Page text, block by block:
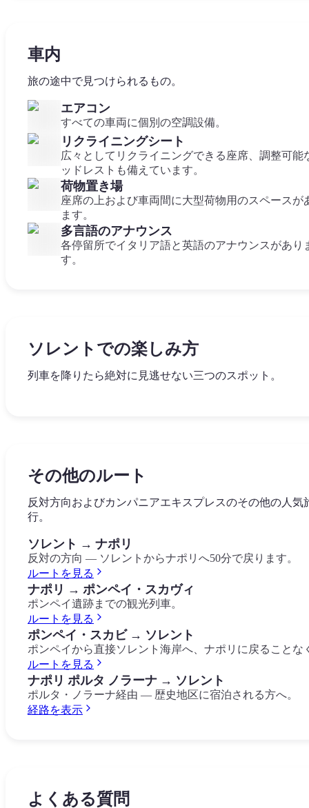
車内
旅の途中で見つけられるもの。
エアコン
すべての車両に個別の空調設備。
リクライニングシート
広々としてリクライニングできる座席、調整可能
ッドレストも備えています。
荷物置き場
座席の上および車両間に大型荷物用のスペースが
ます。
多言語のアナウンス
各停留所でイタリア語と英語のアナウンスがあり
す。
ソレントでの楽しみ方
列車を降りたら絶対に見逃せない三つのスポット。
Piazza Tasso
その他のルート
反対方向およびカンパニアエキスプレスのその他の人気
行。
ソレント → ナポリ
反対の方向 — ソレントからナポリへ50分で戻ります。
ルートを見る
ナポリ → ポンペイ・スカヴィ
ポンペイ遺跡までの観光列車。
ルートを見る
ポンペイ・スカビ → ソレント
ポンペイから直接ソレント海岸へ、ナポリに戻ることな
ルートを見る
ナポリ ポルタ ノラーナ → ソレント
ポルタ・ノラーナ経由 — 歴史地区に宿泊される方へ。
経路を表示
よくある質問